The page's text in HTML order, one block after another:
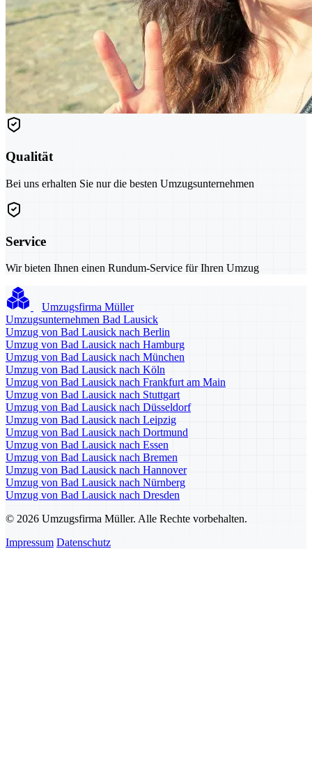
Qualität
Bei uns erhalten Sie nur die besten Umzugsunternehmen
Service
Wir bieten Ihnen einen Rundum-Service für Ihren Umzug
Umzugsfirma Müller
Umzugsunternehmen Bad Lausick
Umzug von Bad Lausick nach Berlin
Umzug von Bad Lausick nach Hamburg
Umzug von Bad Lausick nach München
Umzug von Bad Lausick nach Köln
Umzug von Bad Lausick nach Frankfurt am Main
Umzug von Bad Lausick nach Stuttgart
Umzug von Bad Lausick nach Düsseldorf
Umzug von Bad Lausick nach Leipzig
Umzug von Bad Lausick nach Dortmund
Umzug von Bad Lausick nach Essen
Umzug von Bad Lausick nach Bremen
Umzug von Bad Lausick nach Hannover
Umzug von Bad Lausick nach Nürnberg
Umzug von Bad Lausick nach Dresden
© 2026 Umzugsfirma Müller. Alle Rechte vorbehalten.
Impressum Datenschutz